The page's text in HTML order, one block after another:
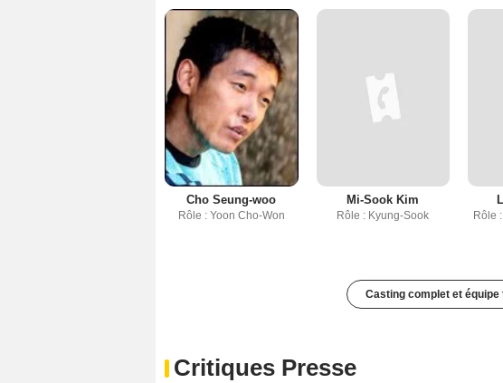
Cho Seung-woo
Rôle : Yoon Cho-Won
Mi-Sook Kim
Rôle : Kyung-Sook Rôle
Casting complet et équipe
Critiques Presse